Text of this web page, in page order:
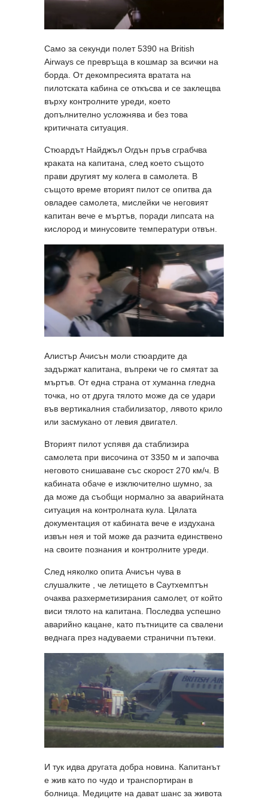
Само за секунди полет 5390 на British
Airways се превръща в кошмар за всички на
борда. От декомпресията вратата на
пилотската кабина се откъсва и се заклещва
върху контролните уреди, което
допълнително усложнява и без това
критичната ситуация.
Стюардът Найджъл Огдън пръв сграбчва
краката на капитана, след което същото
прави другият му колега в самолета. В
същото време вторият пилот се опитва да
овладее самолета, мислейки че неговият
капитан вече е мъртъв, поради липсата на
кислород и минусовите температури отвън.
Алистър Ачисън моли стюардите да
задържат капитана, въпреки че го смятат за
мъртъв. От една страна от хуманна гледна
точка, но от друга тялото може да се удари
във вертикалния стабилизатор, лявото крило
или засмукано от левия двигател.
Вторият пилот успявя да стаблизира
самолета при височина от 3350 м и започва
неговото снишаване със скорост 270 км/ч. В
кабината обаче е изключително шумно, за
да може да съобщи нормално за аварийната
ситуация на контролната кула. Цялата
документация от кабината вече е издухана
извън нея и той може да разчита единствено
на своите познания и контролните уреди.
След няколко опита Ачисън чува в
слушалките , че летището в Саутхемптън
очаква разхерметизирания самолет, от който
виси тялото на капитана. Последва успешно
аварийно кацане, като пътниците са свалени
веднага през надуваеми странични пътеки.
И тук идва другата добра новина. Капитанът
е жив като по чудо и транспортиран в
болница. Медиците на дават шанс за живота